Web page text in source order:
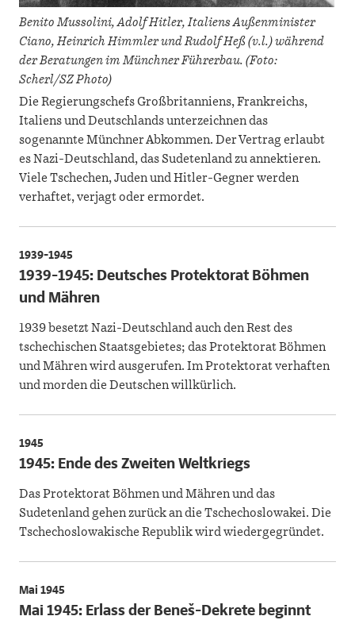
Benito Mussolini, Adolf Hitler, Italiens Außenminister
Ciano, Heinrich Himmler und Rudolf Heß (v.l.) während
der Beratungen im Münchner Führerbau. (Foto:
Scherl/SZ Photo)
Die Regierungschefs Großbritanniens, Frankreichs,
Italiens und Deutschlands unterzeichnen das
sogenannte Münchner Abkommen. Der Vertrag erlaubt
es Nazi-Deutschland, das Sudetenland zu annektieren.
Viele Tschechen, Juden und Hitler-Gegner werden
verhaftet, verjagt oder ermordet.
1939-1945
1939-1945: Deutsches Protektorat Böhmen
und Mähren
1939 besetzt Nazi-Deutschland auch den Rest des
tschechischen Staatsgebietes; das Protektorat Böhmen
und Mähren wird ausgerufen. Im Protektorat verhaften
und morden die Deutschen willkürlich.
1945
1945: Ende des Zweiten Weltkriegs
Das Protektorat Böhmen und Mähren und das
Sudetenland gehen zurück an die Tschechoslowakei. Die
Tschechoslowakische Republik wird wiedergegründet.
Mai 1945
Mai 1945: Erlass der Beneš-Dekrete beginnt